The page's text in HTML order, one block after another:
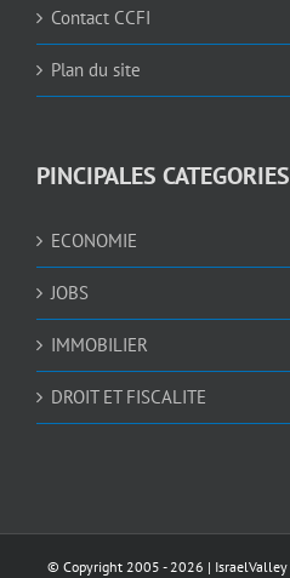
Contact CCFI
Plan du site
PINCIPALES CATEGORIES
ECONOMIE
JOBS
IMMOBILIER
DROIT ET FISCALITE
© Copyright 2005 -2026 | IsraelValley